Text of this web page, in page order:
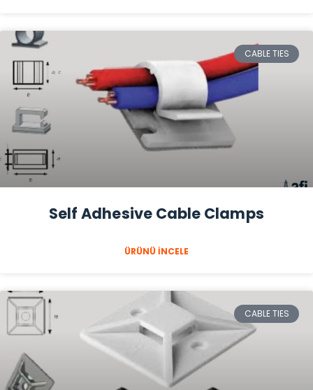
CABLE TIES
Self Adhesive Cable Clamps
ÜRÜNÜ İNCELE
CABLE TIES